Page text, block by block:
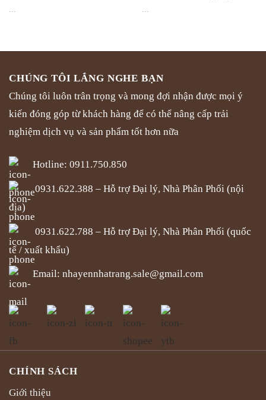
CHÚNG TÔI LẮNG NGHE BẠN
Chúng tôi luôn trân trọng và mong đợi nhận được mọi ý
kiến đóng góp từ khách hàng để có thể nâng cấp trải
nghiệm dịch vụ và sản phẩm tốt hơn nữa
Hotline: 0911.750.850
0931.622.388 – Hỗ trợ Đại lý, Nhà Phân Phối (nội
địa)
0931.622.788 – Hỗ trợ Đại lý, Nhà Phân Phối (quốc
tế / xuất khẩu)
Email: nhayennhatrang.sale@gmail.com
CHÍNH SÁCH
Giới thiệu